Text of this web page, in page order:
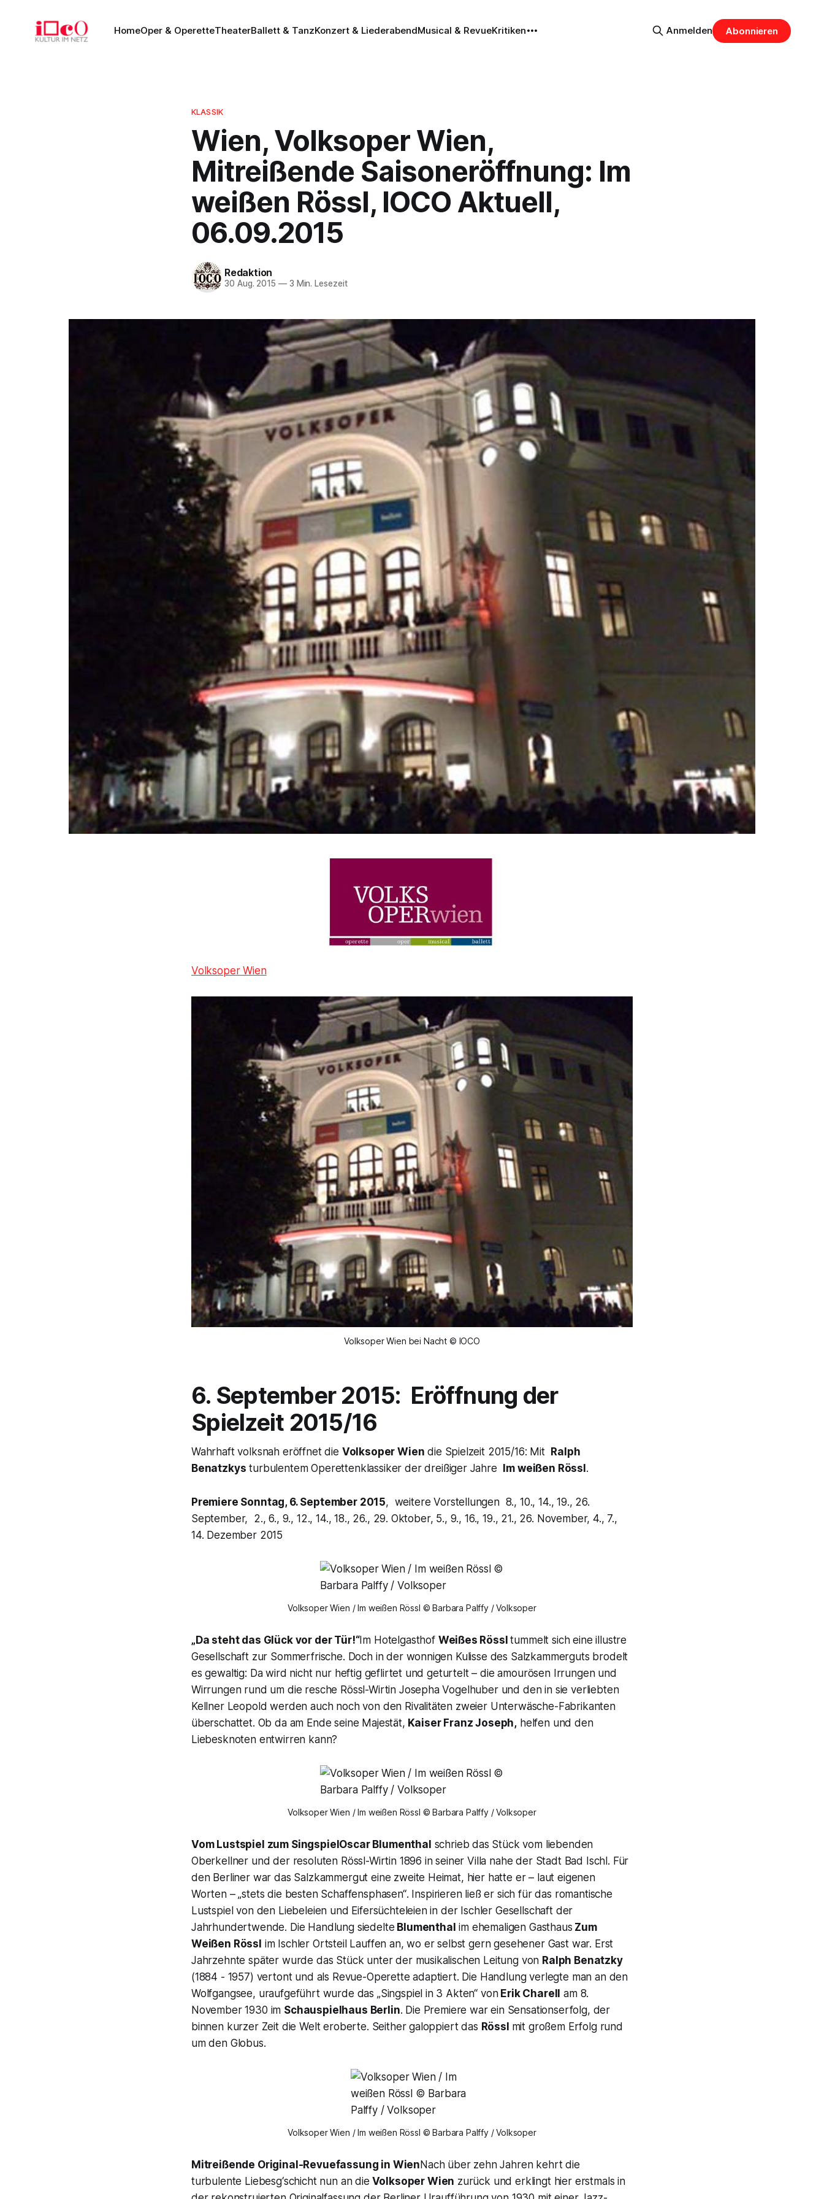
HomeOper & OperetteTheaterBallett & TanzKonzert & LiederabendMusical & RevueKritiken Anmelden Abonnieren
KLASSIK
Wien, Volksoper Wien,
Mitreißende Saisoneröffnung: Im
weißen Rössl, IOCO Aktuell,
06.09.2015
Redaktion
30 Aug. 2015 —3 Min. Lesezeit
Volksoper Wien
Volksoper Wien bei Nacht © IOCO
6. September 2015: Eröffnung der
Spielzeit 2015/16
Wahrhaft volksnah eröffnet die Volksoper Wien die Spielzeit 2015/16: Mit Ralph
Benatzkys turbulentem Operettenklassiker der dreißiger Jahre Im weißen Rössl .
Premiere Sonntag, 6. September 2015, weitere Vorstellungen 8., 10., 14., 19., 26.
September, 2., 6., 9., 12., 14., 18., 26., 29. Oktober, 5., 9., 16., 19., 21., 26. November, 4., 7.,
14. Dezember 2015
Volksoper Wien / Im weißen Rössl © Barbara Palffy / Volksoper
„Da steht das Glück vor der Tür!“Im Hotelgasthof Weißes Rössltummelt sich eine illustre
Gesellschaft zur Sommerfrische. Doch in der wonnigen Kulisse des Salzkammerguts brodelt
es gewaltig: Da wird nicht nur heftig geflirtet und geturtelt – die amourösen Irrungen und
Wirrungen rund um die resche Rössl-Wirtin Josepha Vogelhuber und den in sie verliebten
Kellner Leopold werden auch noch von den Rivalitäten zweier Unterwäsche-Fabrikanten
überschattet. Ob da am Ende seine Majestät, Kaiser Franz Joseph, helfen und den
Liebesknoten entwirren kann?
Volksoper Wien / Im weißen Rössl © Barbara Palffy / Volksoper
Vom Lustspiel zum Singspiel Oscar Blumenthal schrieb das Stück vom liebenden
Oberkellner und der resoluten Rössl-Wirtin 1896 in seiner Villa nahe der Stadt Bad Ischl. Für
den Berliner war das Salzkammergut eine zweite Heimat, hier hatte er – laut eigenen
Worten –„stets die besten Schaffensphasen“. Inspirieren ließ er sich für das romantische
Lustspiel von den Liebeleien und Eifersüchteleien in der Ischler Gesellschaft der
Jahrhundertwende. Die Handlung siedelte Blumenthal im ehemaligen Gasthaus Zum
Weißen Rössl im Ischler Ortsteil Lauffen an, wo er selbst gern gesehener Gast war. Erst
Jahrzehnte später wurde das Stück unter der musikalischen Leitung von Ralph Benatzky
(1884 - 1957) vertont und als Revue-Operette adaptiert. Die Handlung verlegte man an den
Wolfgangsee, uraufgeführt wurde das „Singspiel in 3 Akten“ vonErik Charell
am 8.
November 1930 im Schauspielhaus Berlin. Die Premiere war ein Sensationserfolg, der
binnen kurzer Zeit die Welt eroberte. Seither galoppiert das Rössl mit großem Erfolg rund
um den Globus.
Volksoper Wien / Im weißen Rössl © Barbara Palffy / Volksoper
Mitreißende Original-Revuefassung in Wien Nach über zehn Jahren kehrt die
turbulente Liebesg‘schicht nun an die Volksoper Wien zurück und erklingt hier erstmals in